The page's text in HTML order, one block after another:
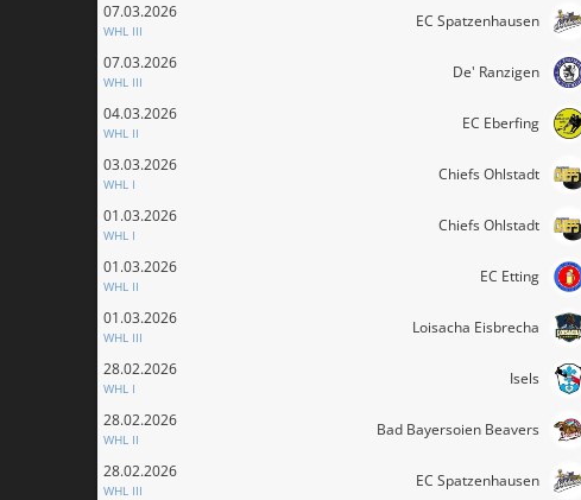
07.03.2026
WHL III
EC Spatzenhausen
07.03.2026
WHL III
De' Ranzigen
04.03.2026
WHL II
EC Eberfing
03.03.2026
WHL I
Chiefs Ohlstadt
01.03.2026
WHL I
Chiefs Ohlstadt
01.03.2026
WHL II
EC Etting
01.03.2026
WHL III
Loisacha Eisbrecha
28.02.2026
WHL I
Isels
28.02.2026
WHL II
Bad Bayersoien Beavers
28.02.2026
WHL III
EC Spatzenhausen